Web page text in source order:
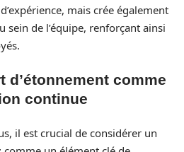
mais crée également
sein de l’équipe, renforçant ainsi
d’étonnement comme
continue
il est crucial de considérer un